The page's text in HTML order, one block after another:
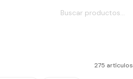
275 artículos